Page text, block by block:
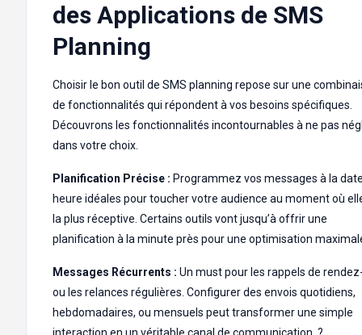
des Applications de SMS
Planning
Choisir le bon outil de SMS planning repose sur une
de fonctionnalités qui répondent à vos besoins spécifiques.
Découvrons les fonctionnalités incontournables à ne pas
dans votre choix.
Planification Précise : Programmez vos messages à la
heure idéales pour toucher votre audience au moment où
la plus réceptive. Certains outils vont jusqu’à offrir une
planification à la minute près pour une optimisation
Messages Récurrents : Un must pour les rappels de
ou les relances régulières. Configurer des envois quotidiens,
hebdomadaires, ou mensuels peut transformer une simple